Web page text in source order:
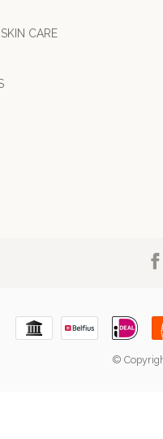
CARE
©